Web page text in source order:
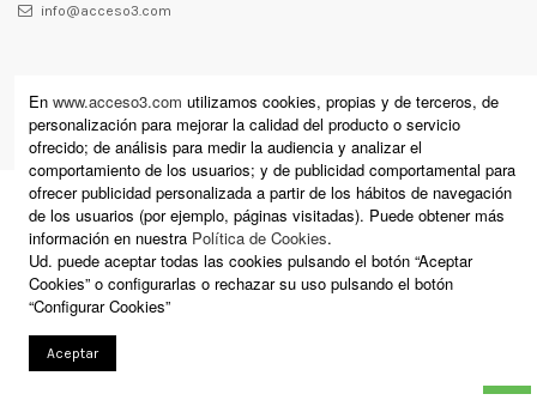
info@acceso3.com
En www.acceso3.com utilizamos cookies, propias y de terceros, de
personalización para mejorar la calidad del producto o servicio
ofrecido; de análisis para medir la audiencia y analizar el
comportamiento de los usuarios; y de publicidad comportamental para
ofrecer publicidad personalizada a partir de los hábitos de navegación
de los usuarios (por ejemplo, páginas visitadas). Puede obtener más
información en nuestra Política de Cookies.
Ud. puede aceptar todas las cookies pulsando el botón “Aceptar
Cookies” o configurarlas o rechazar su uso pulsando el botón
“Configurar Cookies”
Aceptar